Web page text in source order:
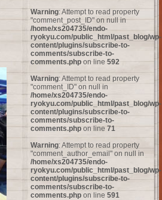
Warning: Attempt to read property
"comment_post_ID" on null in
/home/xs204735/endo-
ryokyu.com/public_html/past_blog/wp-
content/plugins/subscribe-to-
comments/subscribe-to-
comments.php on line 592
Warning: Attempt to read property
"comment_ID" on null in
/home/xs204735/endo-
ryokyu.com/public_html/past_blog/wp-
content/plugins/subscribe-to-
comments/subscribe-to-
comments.php on line 71
Warning: Attempt to read property
"comment_author_email" on null in
/home/xs204735/endo-
ryokyu.com/public_html/past_blog/wp-
content/plugins/subscribe-to-
comments/subscribe-to-
comments.php on line 591